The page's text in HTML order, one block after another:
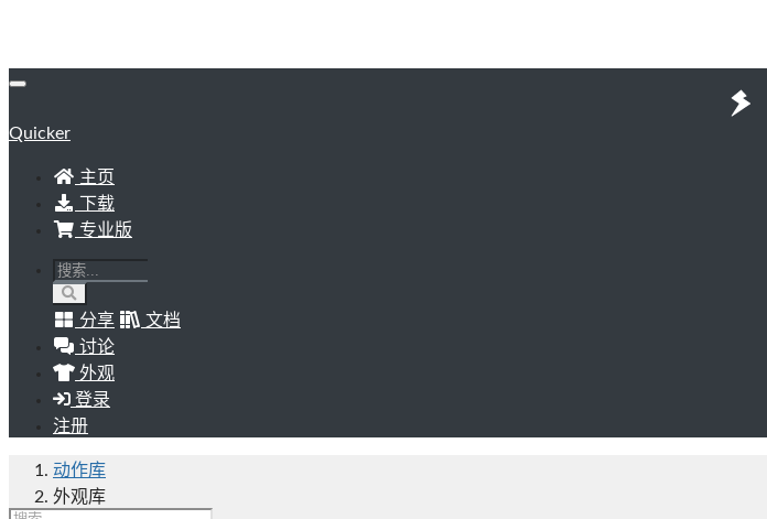
Quicker
主页
下载
专业版
分享
文档
讨论
外观
登录
注册
动作库
外观库